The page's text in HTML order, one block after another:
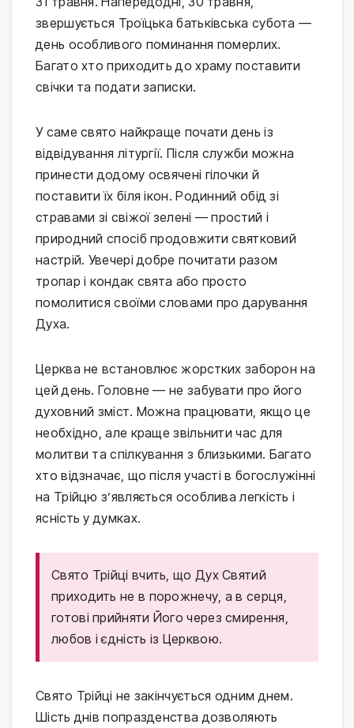
звершується Троїцька батьківська субота —
день особливого поминання померлих.
Багато хто приходить до храму поставити
свічки та подати записки.
У саме свято найкраще почати день із
відвідування літургії. Після служби можна
принести додому освячені гілочки й
поставити їх біля ікон. Родинний обід зі
стравами зі свіжої зелені — простий і
природний спосіб продовжити святковий
настрій. Увечері добре почитати разом
тропар і кондак свята або просто
помолитися своїми словами про дарування
Духа.
Церква не встановлює жорстких заборон на
цей день. Головне — не забувати про його
духовний зміст. Можна працювати, якщо це
необхідно, але краще звільнити час для
молитви та спілкування з близькими. Багато
хто відзначає, що після участі в богослужінні
на Трійцю з’являється особлива легкість і
ясність у думках.
Свято Трійці вчить, що Дух Святий
приходить не в порожнечу, а в серця,
готові прийняти Його через смирення,
любов і єдність із Церквою.
Свято Трійці не закінчується одним днем.
Шість днів попразденства дозволяють